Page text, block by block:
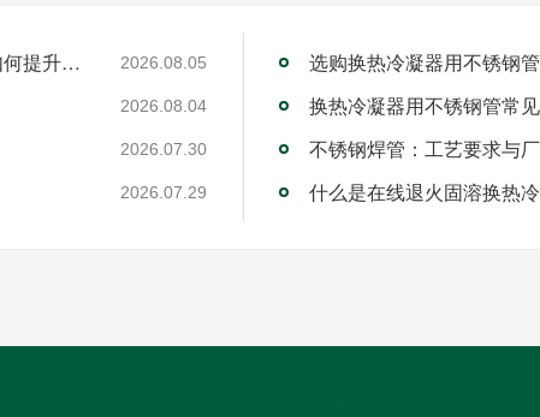
工业不锈钢焊管厂家的RQDC精准适配方法论如何提升客户价值？ 2026.08.05
2026.08.04
2026.07.30
2026.07.29
选购换热冷凝器用不锈钢
换热冷凝器用不锈钢管常
不锈钢焊管：工艺要求与
什么是在线退火固溶换热